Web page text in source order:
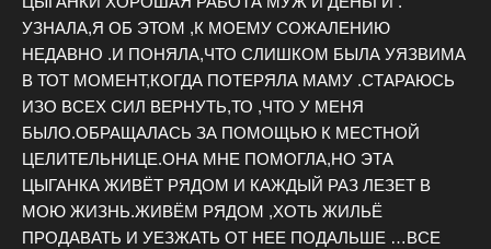
УЗНАЛА,Я ОБ ЭТОМ ,К МОЕМУ СОЖАЛЕНИЮ
НЕДАВНО .И ПОНЯЛА,ЧТО СЛИШКОМ БЫЛА УЯЗВИМА
В ТОТ МОМЕНТ,КОГДА ПОТЕРЯЛА МАМУ .СТАРАЮСЬ
ИЗО ВСЕХ СИЛ ВЕРНУТЬ,ТО ,ЧТО У МЕНЯ
БЫЛО.ОБРАЩАЛАСЬ ЗА ПОМОЩЬЮ К МЕСТНОЙ
ЦЕЛИТЕЛЬНИЦЕ.ОНА МНЕ ПОМОГЛА,НО ЭТА
ЦЫГАНКА ЖИВЁТ РЯДОМ И КАЖДЫЙ РАЗ ЛЕЗЕТ В
МОЮ ЖИЗНЬ.ЖИВЁМ РЯДОМ ,ХОТЬ ЖИЛЬЁ
ПРОДАВАТЬ И УЕЗЖАТЬ ОТ НЕЕ ПОДАЛЬШЕ …ВСЕ